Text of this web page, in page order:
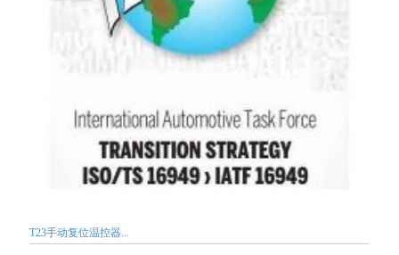
T23手动复位温控器...